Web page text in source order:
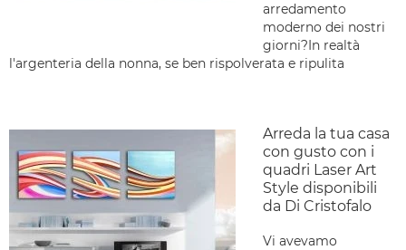
arredamento
moderno dei nostri
giorni?In realtà
l'argenteria della nonna, se ben rispolverata e ripulita
Arreda la tua casa
con gusto con i
quadri Laser Art
Style disponibili
da Di Cristofalo
Vi avevamo